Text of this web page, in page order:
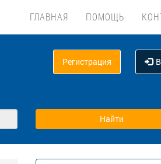
ГЛАВНАЯ ПОМОЩЬ
Регистрация